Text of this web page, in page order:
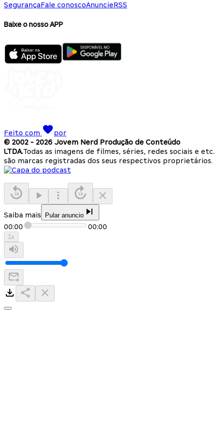
SegurançaFale conoscoAnuncieRSS
Baixe o nosso APP
Feito com
por
© 2002 - 2026 Jovem Nerd Produção de Conteúdo
LTDA.Todas as imagens de filmes, séries, redes sociais e etc.
são marcas registradas dos seus respectivos proprietários.
Saiba mais Pular anuncio
00:00 00:00
1x